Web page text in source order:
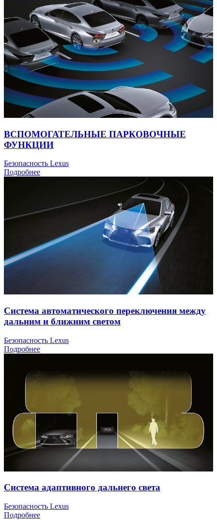
ВСПОМОГАТЕЛЬНЫЕ ПАРКОВОЧНЫЕ
ФУНКЦИИ
Безопасность Lexus
Подробнее
Система автоматического переключения между
дальним и ближним светом
Безопасность Lexus
Подробнее
Система адаптивного дальнего света
Безопасность Lexus
Подробнее